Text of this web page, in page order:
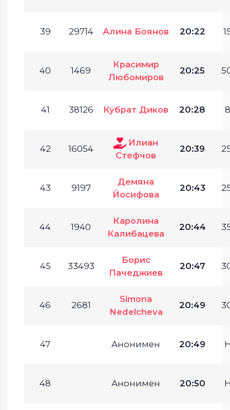
39 29714 Алина Боянов 20:22
40 1469
Красимир
Любомиров
20:25
41 38126 Кубрат Диков 20:28
42 16054
Илиан
Стефчов
20:39
43 9197
Демяна
Йосифова
20:43
44 1940
Каролина
Калибацева
20:44
45 33493
Борис
Пачеджиев
20:47
46 2681
Simona
Nedelcheva
20:49
47 Анонимен 20:49
48 Анонимен 20:50